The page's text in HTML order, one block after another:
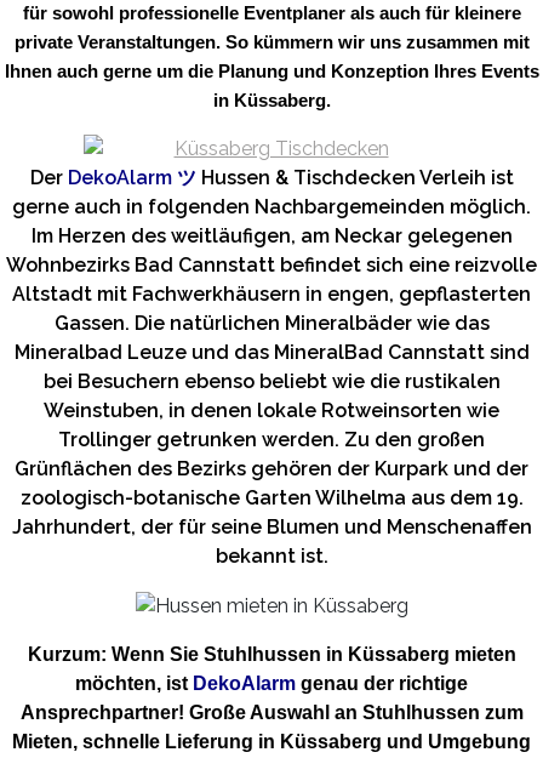
für sowohl professionelle Eventplaner als auch für kleinere
private Veranstaltungen. So kümmern wir uns zusammen mit
Ihnen auch gerne um die Planung und Konzeption Ihres Events
in Küssaberg.
Der DekoAlarm ツ Hussen & Tischdecken Verleih ist
gerne auch in folgenden Nachbargemeinden möglich.
Im Herzen des weitläufigen, am Neckar gelegenen
Wohnbezirks Bad Cannstatt befindet sich eine reizvolle
Altstadt mit Fachwerkhäusern in engen, gepflasterten
Gassen. Die natürlichen Mineralbäder wie das
Mineralbad Leuze und das MineralBad Cannstatt sind
bei Besuchern ebenso beliebt wie die rustikalen
Weinstuben, in denen lokale Rotweinsorten wie
Trollinger getrunken werden. Zu den großen
Grünflächen des Bezirks gehören der Kurpark und der
zoologisch-botanische Garten Wilhelma aus dem 19.
Jahrhundert, der für seine Blumen und Menschenaffen
bekannt ist.
Kurzum: Wenn Sie Stuhlhussen in Küssaberg mieten
möchten, ist DekoAlarm genau der richtige
Ansprechpartner! Große Auswahl an Stuhlhussen zum
Mieten, schnelle Lieferung in Küssaberg und Umgebung